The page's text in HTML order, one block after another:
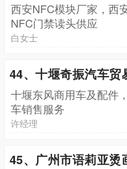
西安NFC模块厂家，西
NFC门禁读头供应
白女士
44、十堰奇振汽车贸
十堰东风商用车及配件
车销售服务
许经理
45、广州市语莉亚烫